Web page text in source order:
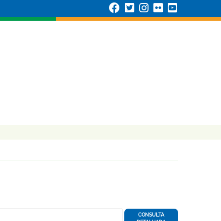
CONSULTA